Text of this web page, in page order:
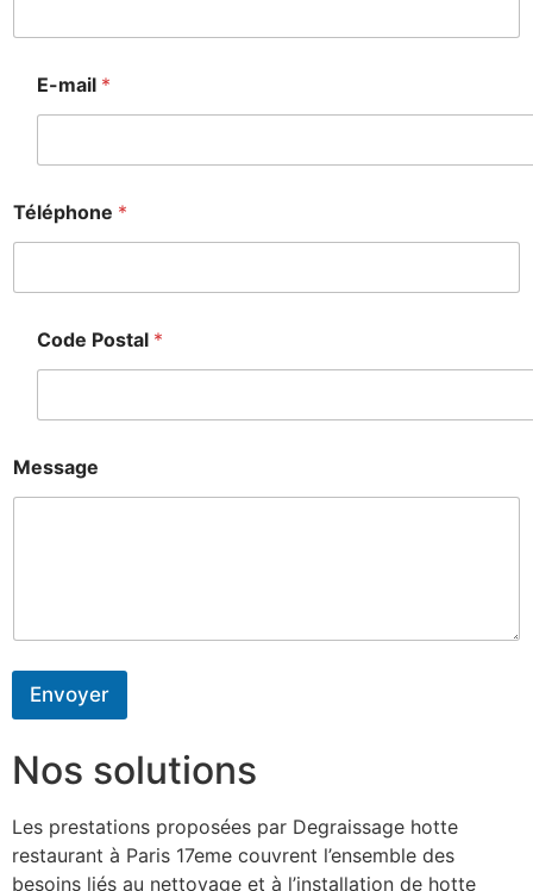
E-mail *
Téléphone *
Code Postal *
Message
Envoyer
Nos solutions
Les prestations proposées par Degraissage hotte
restaurant à Paris 17eme couvrent l’ensemble des
besoins liés au nettoyage et à l’installation de hotte